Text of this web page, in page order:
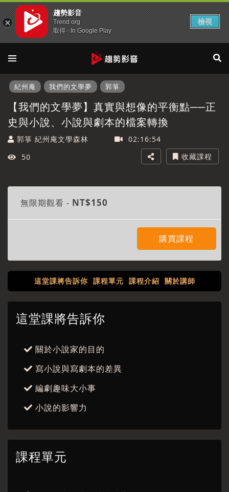
紀州庵 我們的文學夢 郭箏
【我們的文學夢】真實與想像的平衡點──正
史與小說、小說與劇本的檔案轉換
郭箏 紀州庵文學森林
02:16:54
50
收藏課程
此為付費課程，需購買觀看完整課程
無限期觀看 - NT$150
購買課程
這堂課將告訴你 課程單元 課程介紹 關於講師
這堂課將告訴你
關於小說家的目的
寫小說與寫劇本的差異
編劇趣味大小事
小說的影響力
課程單元
趨勢影音
Trend org
取得 - In Google Play
檢視